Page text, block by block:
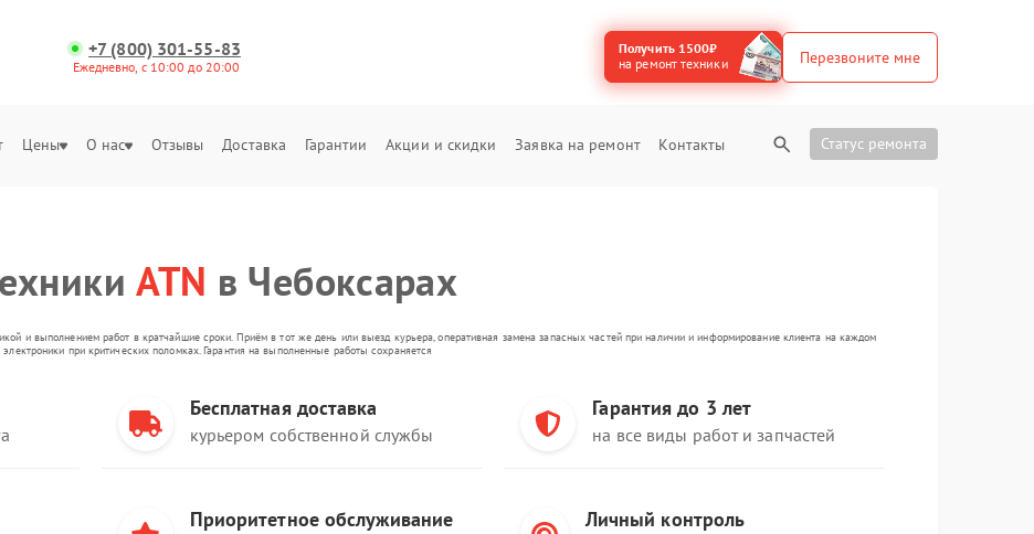
+7 (800) 301-55-83
Ежедневно, с 10:00 до 20:00
Получить 1500₽
на ремонт техники
Перезвоните мне
Цены О нас Отзывы Доставка Гарантии Акции и скидки Заявка на ремонт Контакты Статус ремонта
ATN в Чебоксарах
и выполнением работ в кратчайшие сроки. Приём в тот же день или выезд курьера, оперативная замена запасных частей при наличии и информирование клиента на каждом
при критических поломках. Гарантия на выполненные работы сохраняется
Бесплатная доставка
курьером собственной службы
Гарантия до 3 лет
на все виды работ и запчастей
Приоритетное обслуживание Личный контроль